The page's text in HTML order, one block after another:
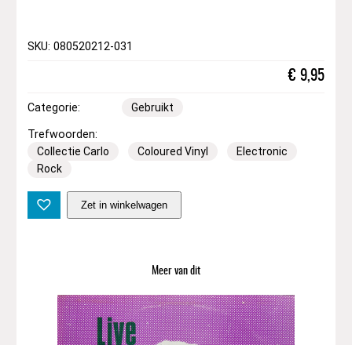
SKU: 080520212-031
€ 9,95
Categorie: Gebruikt
Trefwoorden:
Collectie Carlo
Coloured Vinyl
Electronic
Rock
n
e
s
G
r
Zet in winkelwagen
Meer van dit